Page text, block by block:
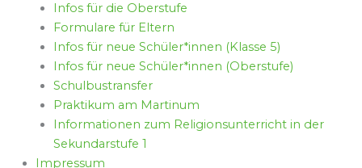
Infos für die Oberstufe
Formulare für Eltern
Infos für neue Schüler*innen (Klasse 5)
Infos für neue Schüler*innen (Oberstufe)
Schulbustransfer
Praktikum am Martinum
Informationen zum Religionsunterricht in der
Sekundarstufe 1
Impressum